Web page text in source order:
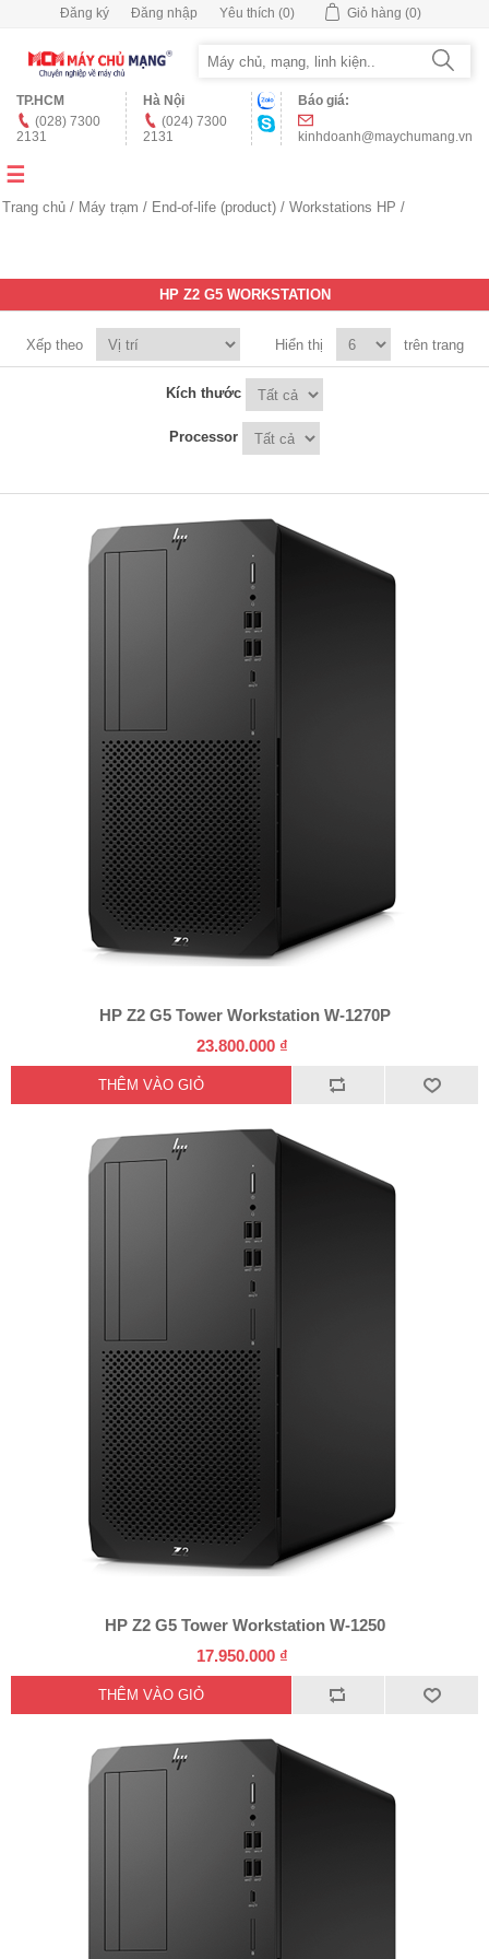
Đăng ký Đăng nhập Yêu thích (0) Giỏ hàng (0)
TP.HCM
(028) 7300
2131
Hà Nội
(024) 7300
2131
Báo giá:
kinhdoanh@maychumang.vn
Trang chủ / Máy trạm / End-of-life (product) / Workstations HP /
HP Z2 G5 WORKSTATION
Xếp theo Hiển thị trên trang
Kích thước
Processor
HP Z2 G5 Tower Workstation W-1270P
23.800.000 ₫
HP Z2 G5 Tower Workstation W-1250
17.950.000 ₫